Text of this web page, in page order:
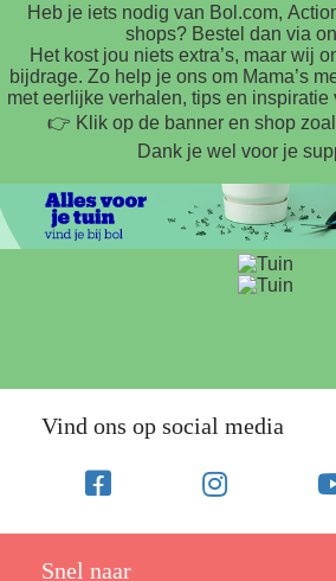
Heb je iets nodig van Bol.com,
shops? Bestel dan via
Het kost jou niets extra’s, maar wij
bijdrage. Zo help je ons om Mama’s
met eerlijke verhalen, tips en inspiratie
👉 Klik op de banner en shop
Dank je wel voor je
Vind ons op social media
Snel naar